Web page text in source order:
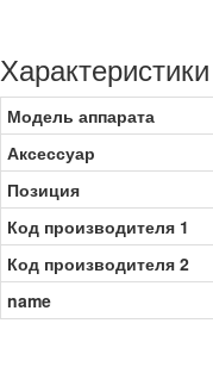
Характеристики
Модель аппарата
Аксессуар
Позиция
Код производителя 1
Код производителя 2
name